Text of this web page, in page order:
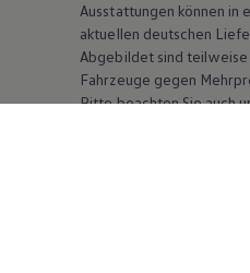
Ausstattungen können in
aktuellen deutschen
Abgebildet sind
Fahrzeuge gegen
Bitte beachten Sie auch